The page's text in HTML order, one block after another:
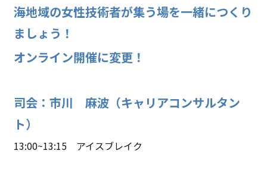
海地域の女性技術者が集う場を一緒につくり
ましょう！
オンライン開催に変更！
司会：市川 麻波（キャリアコンサルタン
ト）
13:00~13:15 アイスブレイク